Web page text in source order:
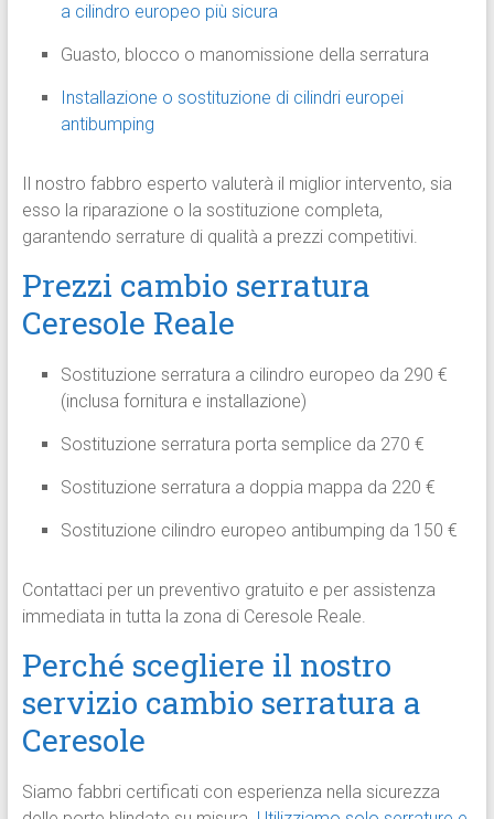
a cilindro europeo più sicura
Guasto, blocco o manomissione della serratura
Installazione o sostituzione di cilindri europei
antibumping
Il nostro fabbro esperto valuterà il miglior intervento, sia
esso la riparazione o la sostituzione completa,
garantendo serrature di qualità a prezzi competitivi.
Prezzi cambio serratura
Ceresole Reale
Sostituzione serratura a cilindro europeo da 290 €
(inclusa fornitura e installazione)
Sostituzione serratura porta semplice da 270 €
Sostituzione serratura a doppia mappa da 220 €
Sostituzione cilindro europeo antibumping da 150 €
Contattaci per un preventivo gratuito e per assistenza
immediata in tutta la zona di Ceresole Reale.
Perché scegliere il nostro
servizio cambio serratura a
Ceresole
Siamo fabbri certificati con esperienza nella sicurezza